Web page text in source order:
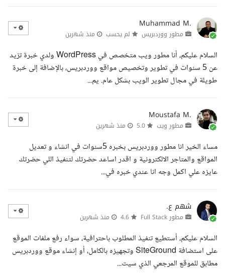
Muhammad M.
مطور ووردبريس لم يحسب منذ شهرين
السلام عليكم، أنا مطور ويب متخصص في WordPress ولدي خبرة تزيد
عن 5 سنوات في تطوير وتخصيص مواقع ووردبريس، بالإضافة إلى خبرة
طويلة في مجال تطوير الويب بشكل عام. يم...
Moustafa M.
مطور ويب منذ شهرين
مساء الخير انا مطور ووردبريس بخبره 5سنوات في انشاء و تعديل
المواقع والمتاجر الالكترونية و اقدر اساعد حضرتك لتنفيذ اللي حضرتك
عايزه علي اكمل وجه انا عندي خبره في...
شهم ع.
مطور Full Stack منذ شهرين
السلام عليكم، أستطيع تنفيذ المطلوب باحترافية، سواء رفع ملفات الموقع
على استضافة SiteGround وتجهيزه بالكامل، أو إنشاء موقع ووردبريس
مطابق للموقع المرجعي الذي سيت...